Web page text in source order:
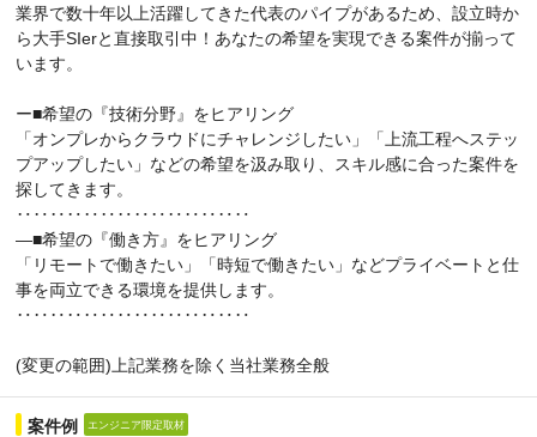
業界で数十年以上活躍してきた代表のパイプがあるため、設立時か
ら大手SIerと直接取引中！あなたの希望を実現できる案件が揃って
います。
ー■希望の『技術分野』をヒアリング
「オンプレからクラウドにチャレンジしたい」「上流工程へステッ
プアップしたい」などの希望を汲み取り、スキル感に合った案件を
探してきます。
‥‥‥‥‥‥‥‥‥‥‥‥‥‥
―■希望の『働き方』をヒアリング
「リモートで働きたい」「時短で働きたい」などプライベートと仕
事を両立できる環境を提供します。
‥‥‥‥‥‥‥‥‥‥‥‥‥‥
(変更の範囲)上記業務を除く当社業務全般
案件例 エンジニア限定取材